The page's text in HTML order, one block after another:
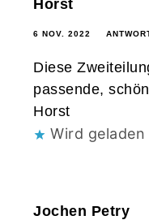
Horst
6 NOV. 2022
Diese
passende,
Horst
Wird
Jochen Petry